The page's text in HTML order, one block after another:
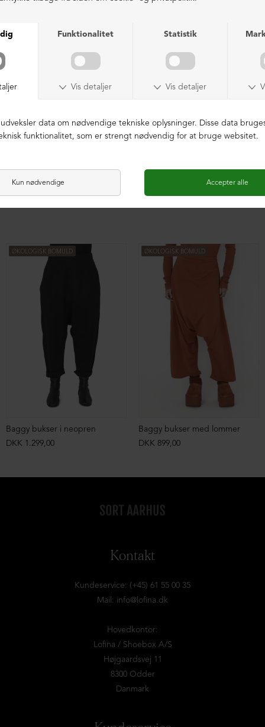
ØKOLOGISK BOMULD
Baggy bukser i neopren
DKK 1.299,00
ØKOLOGISK BOMULD
Baggy bukser med lommer
DKK 899,00
Kontakt
Kundeservice: (+45) 61 55 00 35
Mail: info@lofina.dk
Hovedkontor:
Lofina / Shoebox A/S
Højgaardsvej 11
8300 Odder
Danmark